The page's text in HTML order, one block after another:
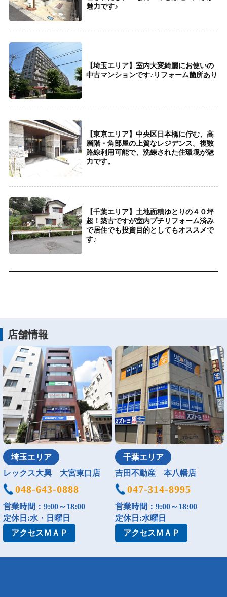
魅力です♪
【埼玉エリア】室内大変綺麗にお使いの
中古マンションです♪リフォーム箇所あり
【東京エリア】中央区日本橋に佇む、高
層階・角部屋の上質なレジデンス。複数
路線利用可能で、洗練された住環境が魅
力です。
【千葉エリア】土地面積ゆとりの４０坪
超！築古ですが室内プチリフォーム済み
で居住でも投資目的としてもオススメで
す♪
店舗情報
埼玉エリア
レックス大興 大宮東口店
048-643-0888
営業時間：9:00～18:00
定休日:水・日曜日
アクセスＭＡＰ
千葉エリア
吉田不動産 本八幡店
047-314-8995
営業時間：9:00～18:00
定休日:水曜日
アクセスＭＡＰ